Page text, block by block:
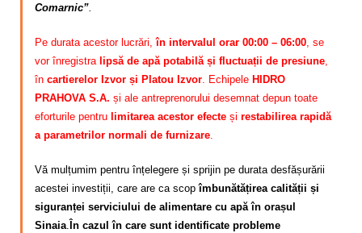
Comarnic”.
Pe durata acestor lucrări,în intervalul orar 00:00 – 06:00, se
vor înregistra lipsă de apă potabilă și fluctuații de presiune,
în cartierelor Izvor și Platou Izvor. Echipele HIDRO
PRAHOVA S.A. și ale antreprenorului desemnat depun toate
eforturile pentru limitarea acestor efecte și restabilirea rapidă
a parametrilor normali de furnizare.
Vă mulțumim pentru înțelegere și sprijin pe durata desfășurării
acestei investiții, care are ca scopîmbunătățirea calității și
siguranței serviciului de alimentare cu apă în orașul
Sinaia. În cazul în care sunt identificate probleme